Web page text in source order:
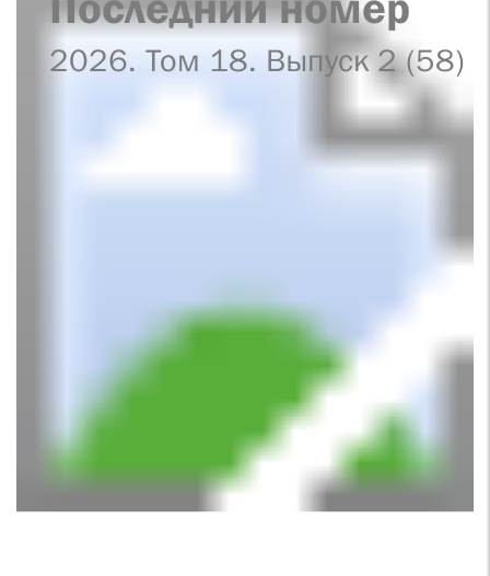
2026. Том 18. Выпуск 2 (58)